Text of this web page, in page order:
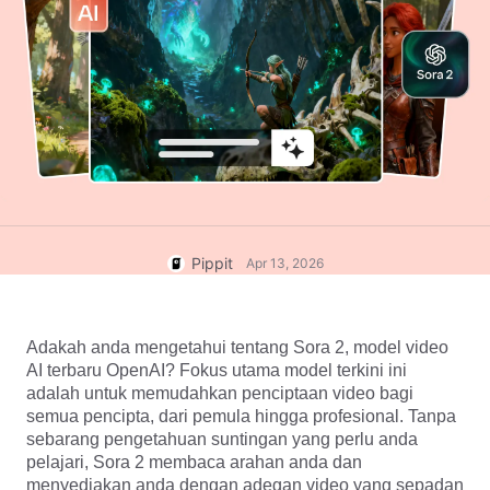
Edit Sekarang
Hasilkan foto produk profesional
mudah untuk Shopify, TikTok
Shop, Amazon, dan pasaran lain.
Akaun Pengguna
Pengurusan Aset
Penerbitan dan Analitik
Imej Produk
Penyelesaian Video Satu Klik
Kempen
7 Idea Poster Promosi
Petua Perniagaan
Poster Produk Berkuasa AI
5 Jenis Video Perniagaan
Teratas
Latar Belakang Produk Dijana
Petua Poster Penggalak Jualan
Facebook
Panduan Pengiklanan Video
TikTok
Cara Memotong Video
YouTube
Potong Video untuk Instagram
Pippit Apr 13, 2026
Adakah anda mengetahui tentang Sora 2, model video
AI terbaru OpenAI? Fokus utama model terkini ini
adalah untuk memudahkan penciptaan video bagi
semua pencipta, dari pemula hingga profesional. Tanpa
sebarang pengetahuan suntingan yang perlu anda
pelajari, Sora 2 membaca arahan anda dan
menyediakan anda dengan adegan video yang sepadan